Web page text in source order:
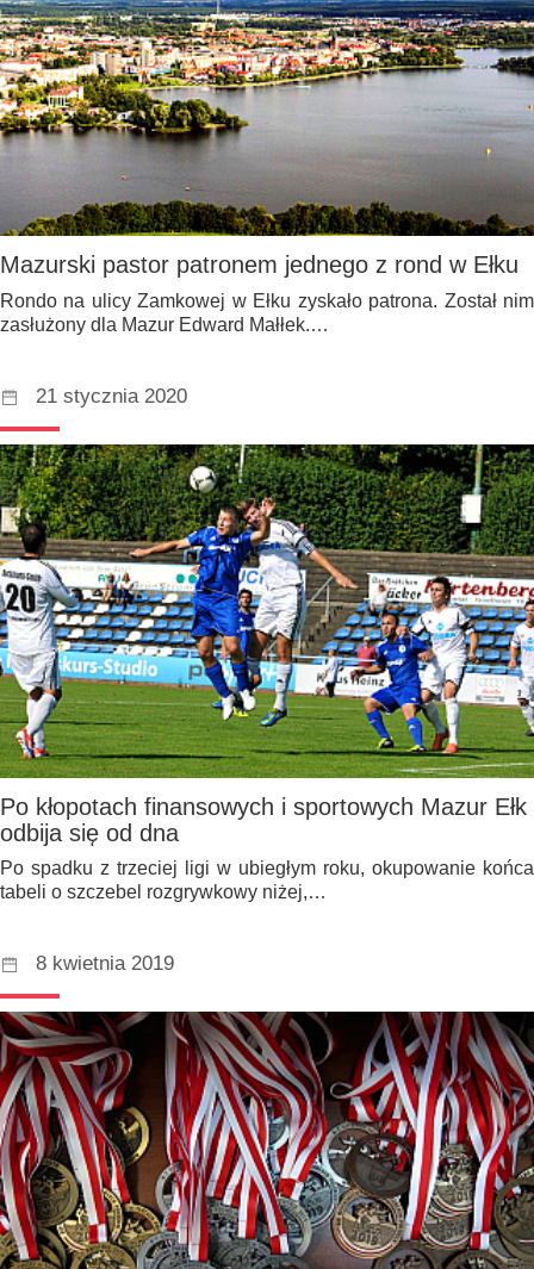
Mazurski pastor patronem jednego z rond w Ełku
Rondo na ulicy Zamkowej w Ełku zyskało patrona. Został nim
zasłużony dla Mazur Edward Małłek.…
21 stycznia 2020
Po kłopotach finansowych i sportowych Mazur Ełk
odbija się od dna
Po spadku z trzeciej ligi w ubiegłym roku, okupowanie końca
tabeli o szczebel rozgrywkowy niżej,…
8 kwietnia 2019